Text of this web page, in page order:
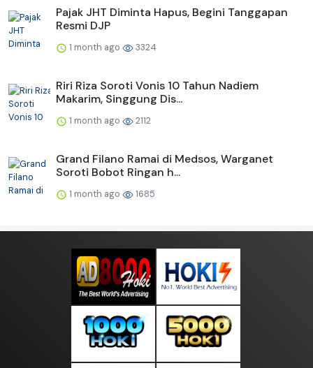
Pajak JHT Diminta Hapus, Begini Tanggapan
Resmi DJP
1 month ago 3324
Riri Riza Soroti Vonis 10 Tahun Nadiem
Makarim, Singgung Dis...
1 month ago 2112
Grand Filano Ramai di Medsos, Warganet
Soroti Bobot Ringan h...
1 month ago 1685